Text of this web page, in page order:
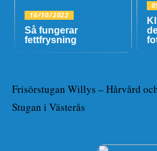
16/10/2022
Så fungerar
fettfrysning
Frisörstugan Willys – Hårvård
Stugan i Västerås